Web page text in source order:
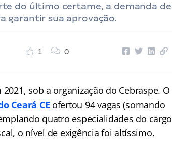
do último certame, a demanda de
garantir sua aprovação.
1 0
sob a organização do Cebraspe. O
Ceará CE ofertou 94 vagas (somando
quatro especialidades do cargo
o nível de exigência foi altíssimo.